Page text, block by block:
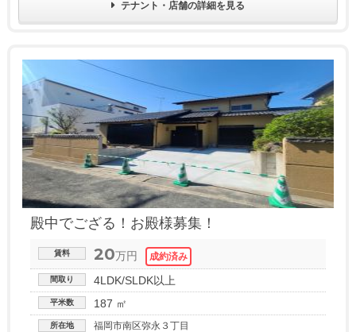
テナント・店舗の詳細を見る
殿中でござる！お殿様募集！
賃料 20万円
間取り 4LDK/SLDK以上
平米数 187 ㎡
所在地 福岡市南区弥永３丁目